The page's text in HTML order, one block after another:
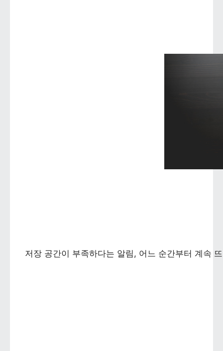
저장 공간이 부족하다는 알림, 어느 순간부터 계속